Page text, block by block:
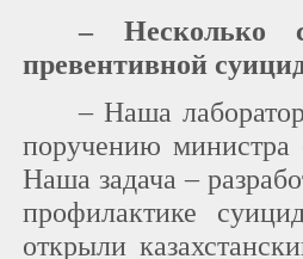
– Несколько
превентивной
– Наша
поручению
Наша задача –
профилактике
открыли